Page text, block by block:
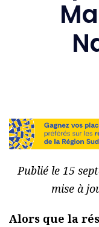
Publié le 15
mise à
Alors que la